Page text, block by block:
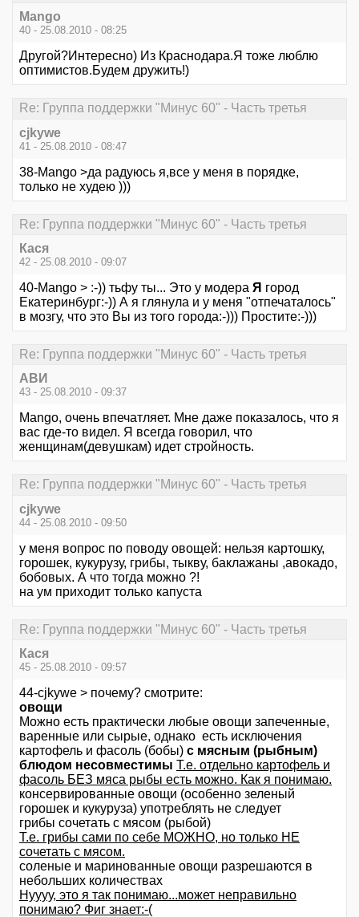
Mango
40 - 25.08.2010 - 08:25
Другой?Интересно) Из Краснодара.Я тоже люблю
оптимистов.Будем дружить!)
Re: Группа поддержки "Минус 60" - Часть третья
cjkywe
41 - 25.08.2010 - 08:47
38-Mango >да радуюсь я,все у меня в порядке,
только не худею )))
Re: Группа поддержки "Минус 60" - Часть третья
Кася
42 - 25.08.2010 - 09:07
40-Mango > :-)) тьфу ты... Это у модера Я город
Екатеринбург:-)) А я глянула и у меня "отпечаталось"
в мозгу, что это Вы из того города:-))) Простите:-)))
Re: Группа поддержки "Минус 60" - Часть третья
АВИ
43 - 25.08.2010 - 09:37
Mango, очень впечатляет. Мне даже показалось, что я
вас где-то видел. Я всегда говорил, что
женщинам(девушкам) идет стройность.
Re: Группа поддержки "Минус 60" - Часть третья
cjkywe
44 - 25.08.2010 - 09:50
у меня вопрос по поводу овощей: нельзя картошку,
горошек, кукурузу, грибы, тыкву, баклажаны ,авокадо,
бобовых. А что тогда можно ?!
на ум приходит только капуста
Re: Группа поддержки "Минус 60" - Часть третья
Кася
45 - 25.08.2010 - 09:57
44-cjkywe > почему? смотрите:
овощи
Можно есть практически любые овощи запеченные,
варенные или сырые, однако есть исключения
картофель и фасоль (бобы) с мясным (рыбным)
блюдом несовместимы Т.е. отдельно картофель и
фасоль БЕЗ мяса рыбы есть можно. Как я понимаю.
консервированные овощи (особенно зеленый
горошек и кукуруза) употреблять не следует
грибы сочетать с мясом (рыбой)
Т.е. грибы сами по себе МОЖНО, но только НЕ
сочетать с мясом.
соленые и маринованные овощи разрешаются в
небольших количествах
Нуууу, это я так понимаю...может неправильно
понимаю? Фиг знает:-(